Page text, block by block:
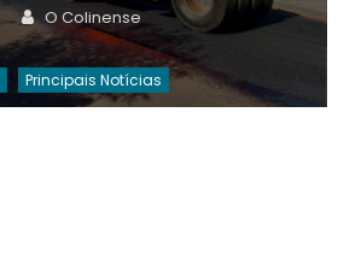
Author
O Colinense
Principais Notícias